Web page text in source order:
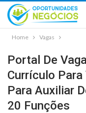
Home Vagas
Portal De
Currículo Para
Para Auxiliar
20 Funções